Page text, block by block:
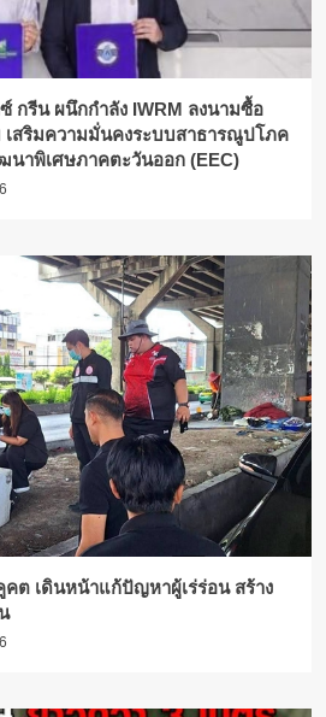
กรีน ผนึกกำลัง IWRM ลงนามซื้อ
เสริมความมั่นคงระบบสาธารณูปโภค
นาพิเศษภาคตะวันออก (EEC)
ต เดินหน้าแก้ปัญหาผู้เร่ร่อน สร้าง